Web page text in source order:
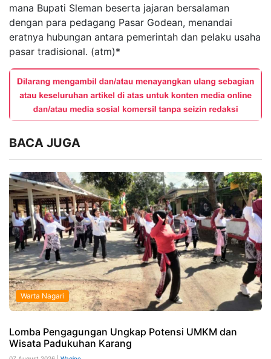
mana Bupati Sleman beserta jajaran bersalaman
dengan para pedagang Pasar Godean, menandai
eratnya hubungan antara pemerintah dan pelaku usaha
pasar tradisional. (atm)*
BACA JUGA
Warta Nagari
Lomba Pengagungan Ungkap Potensi UMKM dan
Wisata Padukuhan Karang